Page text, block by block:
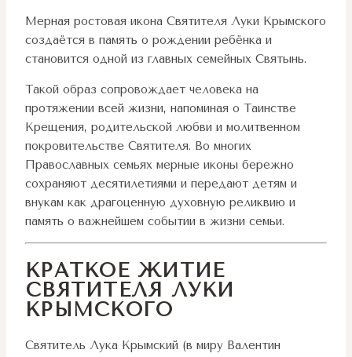
Мерная ростовая икона Святителя Луки Крымского
создаётся в память о рождении ребёнка и
становится одной из главных семейных Святынь.
Такой образ сопровождает человека на
протяжении всей жизни, напоминая о Таинстве
Крещения, родительской любви и молитвенном
покровительстве Святителя. Во многих
Православных семьях мерные иконы бережно
сохраняют десятилетиями и передают детям и
внукам как драгоценную духовную реликвию и
память о важнейшем событии в жизни семьи.
КРАТКОЕ ЖИТИЕ
СВЯТИТЕЛЯ ЛУКИ
КРЫМСКОГО
Святитель Лука Крымский (в миру Валентин